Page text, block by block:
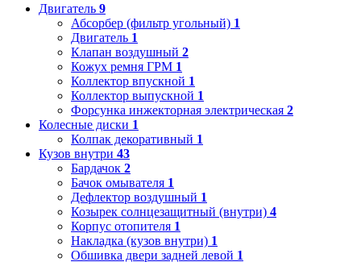
Двигатель 9
Абсорбер (фильтр угольный) 1
Двигатель 1
Клапан воздушный 2
Кожух ремня ГРМ 1
Коллектор впускной 1
Коллектор выпускной 1
Форсунка инжекторная электрическая 2
Колесные диски 1
Колпак декоративный 1
Кузов внутри 43
Бардачок 2
Бачок омывателя 1
Дефлектор воздушный 1
Козырек солнцезащитный (внутри) 4
Корпус отопителя 1
Накладка (кузов внутри) 1
Обшивка двери задней левой 1